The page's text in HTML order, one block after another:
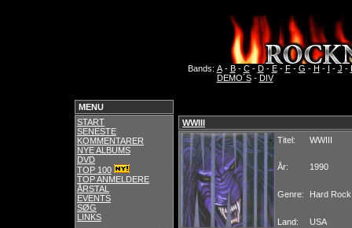
Bands: A- B- C- D- E- F- G - H - I - J -
DEMO´S- DIV
MENU
START
SENESTE
KOMMENTARER
NYE ALBUMS
DVD
TOP 100
TOP ANMELDERE
ÅRSTAL
EVENTS
SØG
LINKS
WWIII
Titel:
WWIII
År: 1990
Genre: Hard Rock
Land: USA